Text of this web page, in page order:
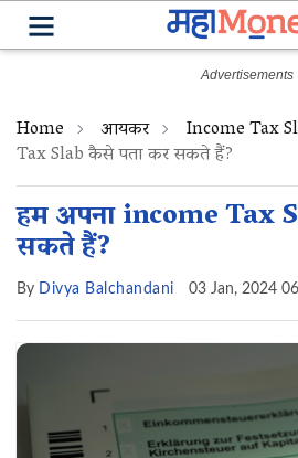
Home आयकर Income Tax
Tax Slab कैसे पता कर सकते हैं?
हम अपना income Tax
सकते हैं?
By Divya Balchandani 03 Jan, 2024